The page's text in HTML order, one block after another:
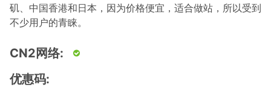
矶、中国香港和日本，因为价格便宜，适合做站，所以受到
不少用户的青睐。
CN2网络:
优惠码: